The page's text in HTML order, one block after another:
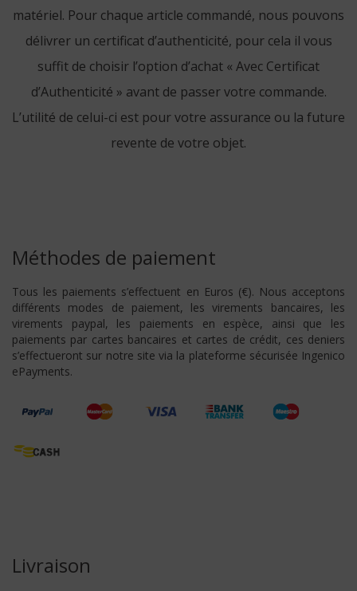
matériel. Pour chaque article commandé, nous pouvons
délivrer un certificat d’authenticité, pour cela il vous
suffit de choisir l’option d’achat « Avec Certificat
d’Authenticité » avant de passer votre commande.
L’utilité de celui-ci est pour votre assurance ou la future
revente de votre objet.
Méthodes de paiement
Tous les paiements s’effectuent en Euros (€). Nous acceptons
différents modes de paiement, les virements bancaires, les
virements paypal, les paiements en espèce, ainsi que les
paiements par cartes bancaires et cartes de crédit, ces deniers
s’effectueront sur notre site via la plateforme sécurisée Ingenico
ePayments.
Livraison